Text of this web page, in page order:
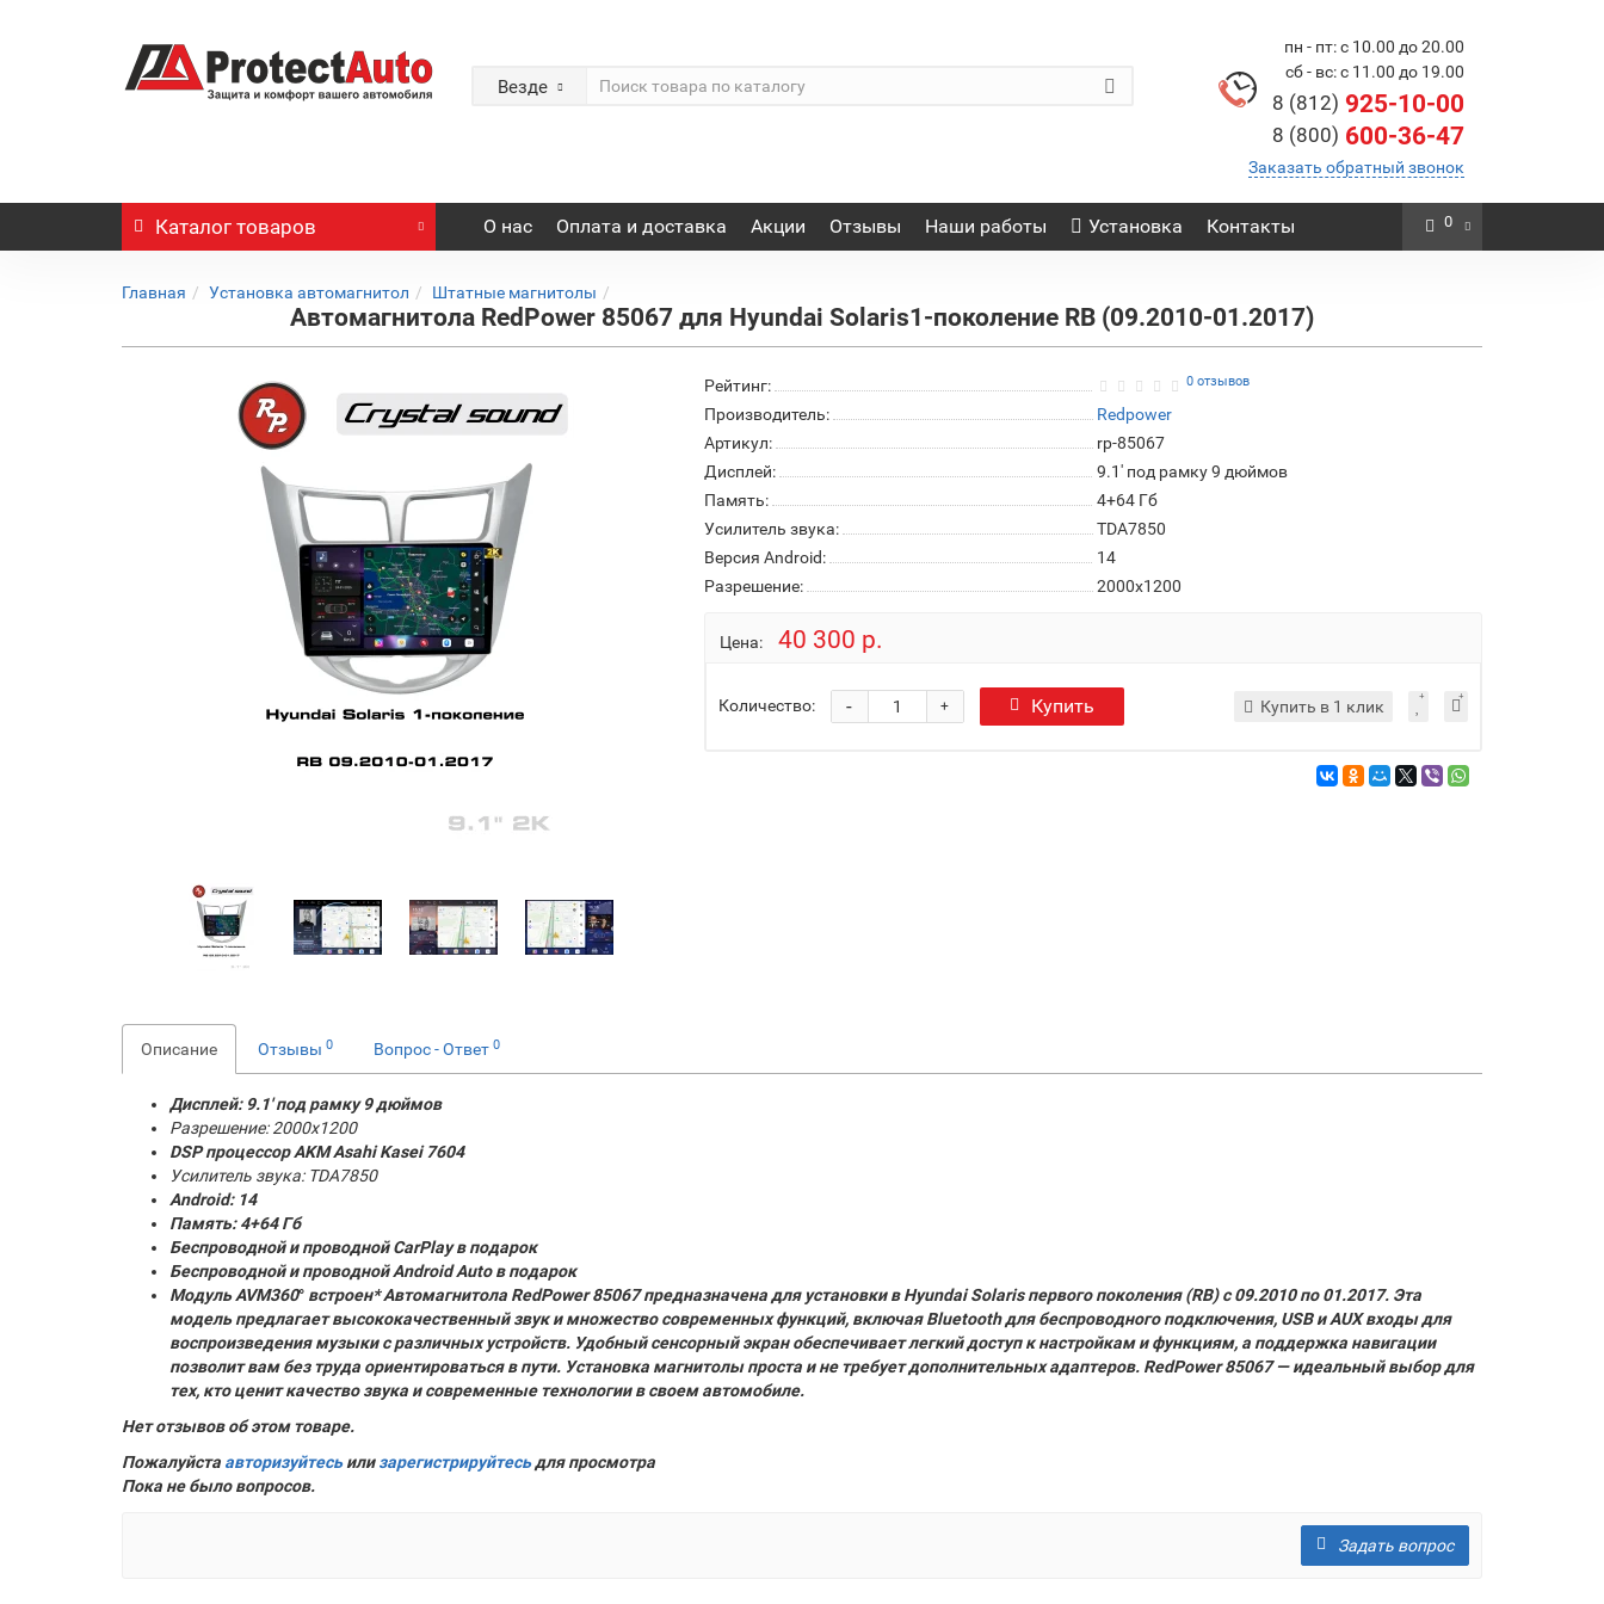
Везде
пн - пт: с 10.00 до 20.00
сб - вс: с 11.00 до 19.00
8 (812) 925-10-00
8 (800) 600-36-47
Заказать обратный звонок
Каталог товаров О нас Оплата и доставка Акции Отзывы Наши работы Установка Контакты 0
Главная Установка автомагнитол Штатные магнитолы
Автомагнитола RedPower 85067 для Hyundai Solaris1-поколение RB (09.2010-01.2017)
Рейтинг: 0 отзывов
Производитель:
Redpower
Артикул:
rp-85067
Дисплей:
9.1' под рамку 9 дюймов
Память:
4+64 Гб
Усилитель звука:
TDA7850
Версия Android:
14
Разрешение:
2000x1200
Цена: 40 300 р.
Количество: +
- Купить Купить в 1 клик
Описание Отзывы 0 Вопрос - Ответ 0
Дисплей: 9.1' под рамку 9 дюймов
Разрешение: 2000x1200
DSP процессор AKM Asahi Kasei 7604
Усилитель звука: TDA7850
Android: 14
Память:4+64 Гб
Беспроводной и проводной CarPlay в подарок
Беспроводной и проводной Android Auto в подарок
Модуль AVM360° встроен* Автомагнитола RedPower 85067 предназначена для установки в Hyundai Solaris первого поколения (RB) с 09.2010 по 01.2017. Эта
модель предлагает высококачественный звук и множество современных функций, включая Bluetooth для беспроводного подключения, USB и AUX входы для
воспроизведения музыки с различных устройств. Удобный сенсорный экран обеспечивает легкий доступ к настройкам и функциям, а поддержка навигации
позволит вам без труда ориентироваться в пути. Установка магнитолы проста и не требует дополнительных адаптеров. RedPower 85067 — идеальный выбор для
тех, кто ценит качество звука и современные технологии в своем автомобиле.
Нет отзывов об этом товаре.
Пожалуйста авторизуйтесьилизарегистрируйтесьдля просмотра
Пока не было вопросов.
Задать вопрос